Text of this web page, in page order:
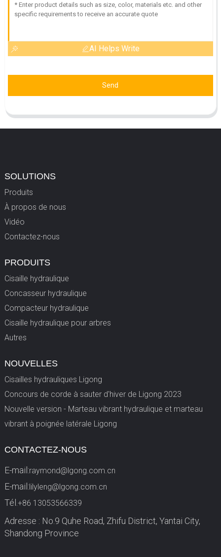
AI Helps Write
Send
SOLUTIONS
Produits
À propos de nous
Vidéo
Contactez-nous
PRODUITS
Cisaille hydraulique
Concasseur hydraulique
Compacteur hydraulique
Cisaille hydraulique pour arbres
Autres
NOUVELLES
Cisailles hydrauliques Ligong
Concours de corde à sauter d'hiver de Ligong 2023
Nouvelle version - Marteau vibrant hydraulique et marteau
vibrant à poignée latérale Ligong
CONTACTEZ-NOUS
E-mail:raymond@lgong.com.cn
E-mail:lilyleng@lgong.com.cn
Tél. +86 13053566339
Adresse : No.9 Quhe Road, Zhifu District, Yantai City,
Shandong Province